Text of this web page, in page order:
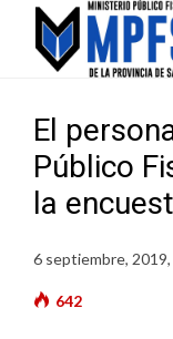
El
Público
la
6 septiembre,
642